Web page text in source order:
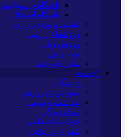
باشگاه پرسپولیس
باشگاه استقلال
کشتی و وزنه‌برداری
ورزشهای رزمی
ورزش زنان
توپ و تور
سایر حوزه ها
*جامعه
دانشگاه
آموزش و پرورش
بهداشت و درمان
سبک زندگی
حوادث، انتظامی
شهری و رفاهی